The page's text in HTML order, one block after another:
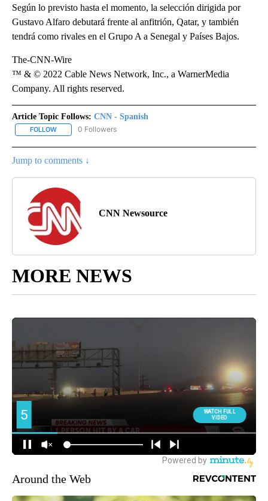
Según lo previsto hasta el momento, la selección dirigida por
Gustavo Alfaro debutará frente al anfitrión, Qatar, y también
tendrá como rivales en el Grupo A a Senegal y Países Bajos.
The-CNN-Wire
™ & © 2022 Cable News Network, Inc., a WarnerMedia
Company. All rights reserved.
Article Topic Follows: CNN - Spanish
FOLLOW FOLLOW "CNN - SPANISH" TO RECEIVE NOTIFICATIONS ABOUT
0 Followers
Jump to comments ↓
CNN Newsource
MORE NEWS
Around the Web